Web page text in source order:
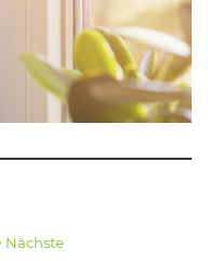
Nächste